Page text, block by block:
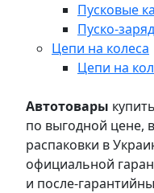
Пусковые
Пуско-
Цепи на колеса
Цепи на
Автотовары
по выгодной цене,
распаковки в
официальной
и после-